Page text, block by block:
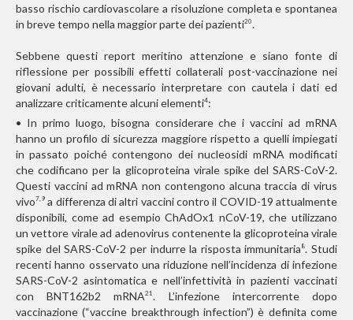
basso rischio cardiovascolare a risoluzione completa e spontanea
in breve tempo nella maggior parte dei pazienti20.
Sebbene questi report meritino attenzione e siano fonte di
riflessione per possibili effetti collaterali post-vaccinazione nei
giovani adulti, è necessario interpretare con cautela i dati ed
analizzare criticamente alcuni elementi4:
• In primo luogo, bisogna considerare che i vaccini ad mRNA
hanno un profilo di sicurezza maggiore rispetto a quelli impiegati
in passato poiché contengono dei nucleosidi mRNA modificati
che codificano per la glicoproteina virale spike del SARS-CoV-2.
Questi vaccini ad mRNA non contengono alcuna traccia di virus
vivo7,9 a differenza di altri vaccini contro il COVID-19 attualmente
disponibili, come ad esempio ChAdOx1 nCoV-19, che utilizzano
un vettore virale ad adenovirus contenente la glicoproteina virale
spike del SARS-CoV-2 per indurre la risposta immunitaria 8. Studi
recenti hanno osservato una riduzione nell’incidenza di infezione
SARS-CoV-2 asintomatica e nell’infettività in pazienti vaccinati
con BNT162b2 mRNA21. L’infezione intercorrente dopo
vaccinazione (“vaccine breakthrough infection”) è definita come